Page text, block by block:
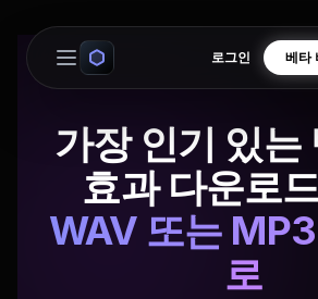
Open main menu
로그인 베타
가장 인기 있는
효과 다운로
WAV 또는
로